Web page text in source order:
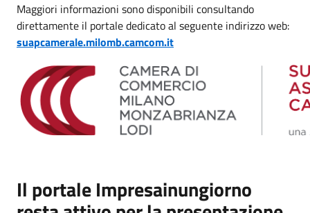
Maggiori informazioni sono disponibili consultando
direttamente il portale dedicato al seguente indirizzo web:
suapcamerale.milomb.camcom.it
Il portale Impresainungiorno